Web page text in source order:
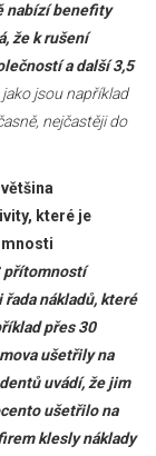
nabízí benefity
že k rušení
a další 3,5
jsou například
nejčastěji do
které je
přítomností
nákladů, které
přes 30
ušetřily na
uvádí, že jim
ušetřilo na
klesly náklady